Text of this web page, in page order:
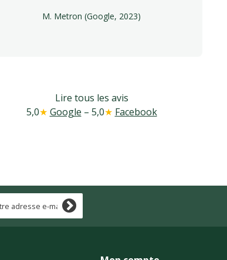
M. Metron (Google, 2023)
Lire tous les avis
5,0★ Google – 5,0★ Facebook